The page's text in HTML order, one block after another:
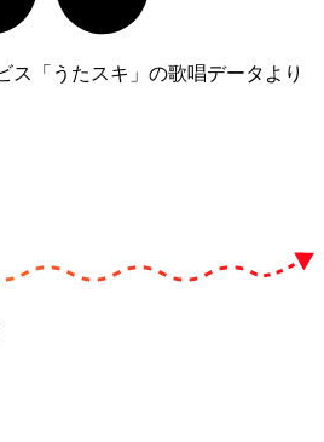
ス「うたスキ」の歌唱データより